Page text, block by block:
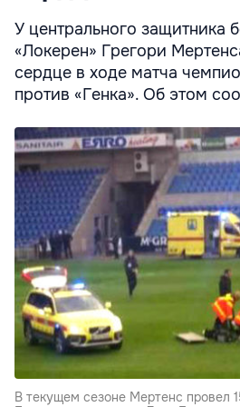
У центрального защитника
«Локерен» Грегори
сердце в ходе матча
против «Генка». Об этом
В текущем сезоне Мертенс провел